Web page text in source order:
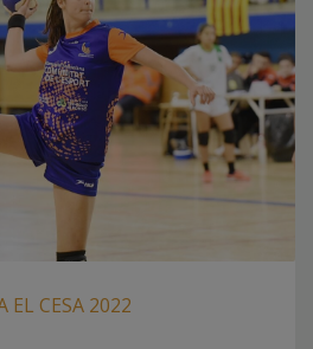
de cara a la preparación del
Selecciones
FEDERACION
LA MANGA DEL MAR MENOR,FER FUTUR
EL CESA 2022